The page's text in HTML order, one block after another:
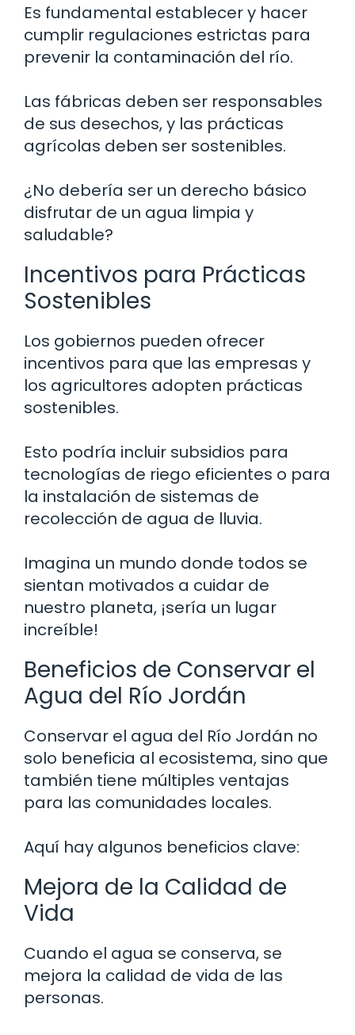
Es fundamental establecer y hacer
cumplir regulaciones estrictas para
prevenir la contaminación del río.
Las fábricas deben ser responsables
de sus desechos, y las prácticas
agrícolas deben ser sostenibles.
¿No debería ser un derecho básico
disfrutar de un agua limpia y
saludable?
Incentivos para Prácticas
Sostenibles
Los gobiernos pueden ofrecer
incentivos para que las empresas y
los agricultores adopten prácticas
sostenibles.
Esto podría incluir subsidios para
tecnologías de riego eficientes o para
la instalación de sistemas de
recolección de agua de lluvia.
Imagina un mundo donde todos se
sientan motivados a cuidar de
nuestro planeta, ¡sería un lugar
increíble!
Beneficios de Conservar el
Agua del Río Jordán
Conservar el agua del Río Jordán no
solo beneficia al ecosistema, sino que
también tiene múltiples ventajas
para las comunidades locales.
Aquí hay algunos beneficios clave:
Mejora de la Calidad de
Vida
Cuando el agua se conserva, se
mejora la calidad de vida de las
personas.